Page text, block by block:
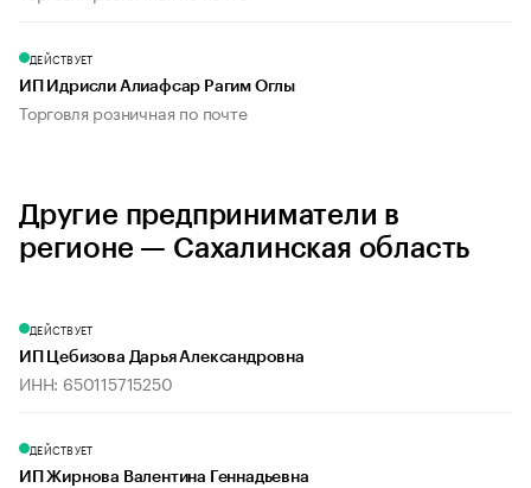
ДЕЙСТВУЕТ
ИП Идрисли Алиафсар Рагим Оглы
Торговля розничная по почте
Другие предприниматели в
регионе — Сахалинская область
ДЕЙСТВУЕТ
ИП Цебизова Дарья Александровна
ИНН: 650115715250
ДЕЙСТВУЕТ
ИП Жирнова Валентина Геннадьевна